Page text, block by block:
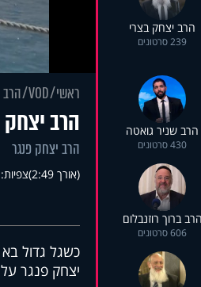
הרב יצחק בצרי
239 סרטונים
הרב שניר גואטה
430 סרטונים
הרב ברוך רוזנבלום
606 סרטונים
ראשי VOD הרב
הרב יצחק
הרב יצחק פנגר
(אורך 2:49) צפיות: 8228
כשגל גדול
יצחק פנגר